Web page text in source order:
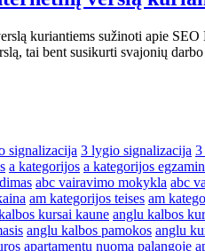
kuriantiems sužinoti apie
tai bent susikurti svajonių
signalizacija 3 lygio signalizacija 3
a kategorijos a kategorijos
abc vairavimo mokykla abc
am kategorijos teises am
kursai kaune anglu kalbos
anglu kalbos pamokos anglu
apartamentų nuoma palangoje